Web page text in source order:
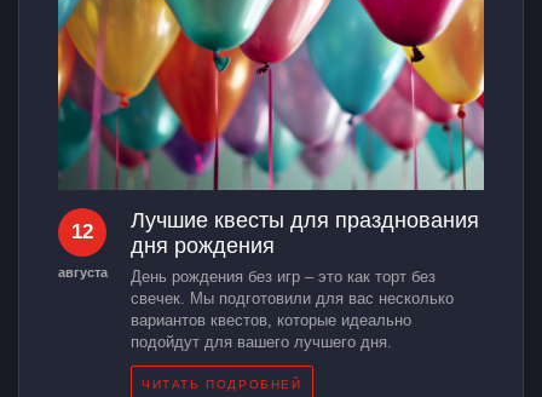
12
августа
Лучшие квесты для празднования
дня рождения
День рождения без игр – это как торт без
свечек. Мы подготовили для вас несколько
вариантов квестов, которые идеально
подойдут для вашего лучшего дня.
ЧИТАТЬ ПОДРОБНЕЙ